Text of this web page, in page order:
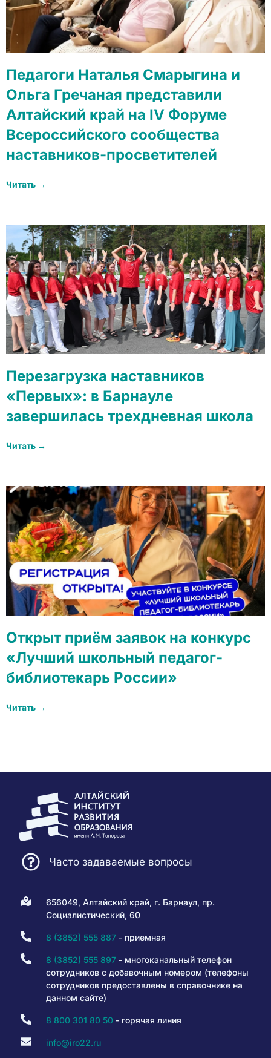
Педагоги Наталья Смарыгина и
Ольга Гречаная представили
Алтайский край на IV Форуме
Всероссийского сообщества
наставников-просветителей
Читать →
Перезагрузка наставников
«Первых»: в Барнауле
завершилась трехдневная школа
Читать →
Открыт приём заявок на конкурс
«Лучший школьный педагог-
библиотекарь России»
Читать →
Часто задаваемые вопросы
656049, Алтайский край, г. Барнаул, пр.
Социалистический, 60
8 (3852) 555 887- приемная
8 (3852) 555 897- многоканальный телефон
сотрудников с добавочным номером (телефоны
сотрудников предоставлены в справочнике на
данном сайте)
8 800 301 80 50- горячая линия
info@iro22.ru